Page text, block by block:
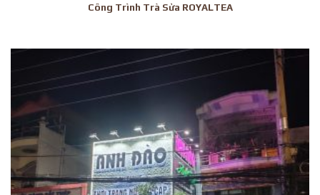
Công Trình Trà Sửa ROYALTEA